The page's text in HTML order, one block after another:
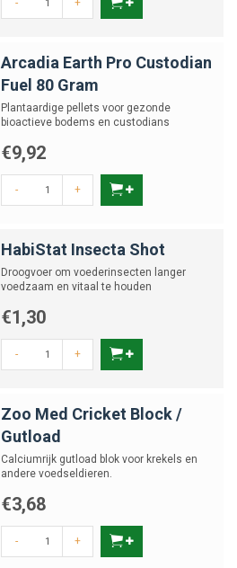
- +
Arcadia Earth Pro Custodian
Fuel 80 Gram
Plantaardige pellets voor gezonde
bioactieve bodems en custodians
€9,92
- +
HabiStat Insecta Shot
Droogvoer om voederinsecten langer
voedzaam en vitaal te houden
€1,30
- +
Zoo Med Cricket Block /
Gutload
Calciumrijk gutload blok voor krekels en
andere voedseldieren.
€3,68
- +